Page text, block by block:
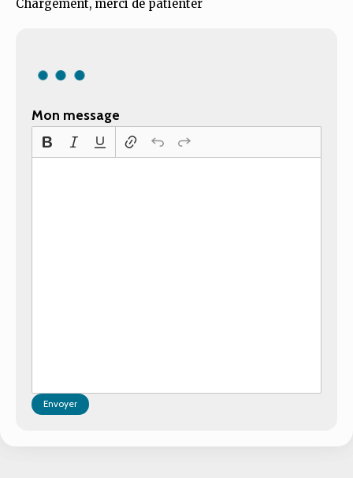
Chargement, merci de patienter
Mon message
Envoyer